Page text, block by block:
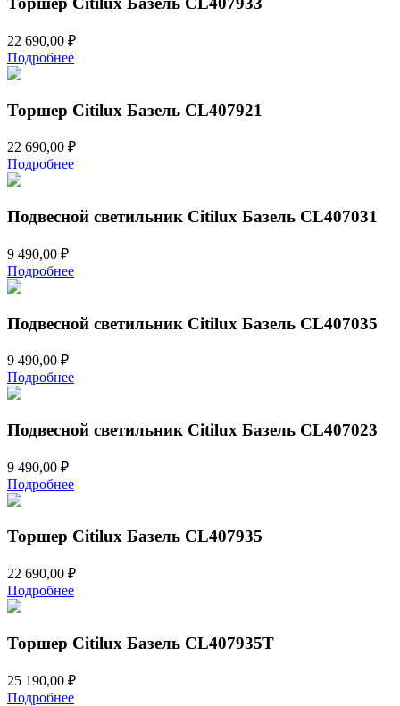
22 690,00 ₽
Подробнее
Торшер Citilux Базель CL407921
22 690,00 ₽
Подробнее
Подвесной светильник Citilux Базель CL407031
9 490,00 ₽
Подробнее
Подвесной светильник Citilux Базель CL407035
9 490,00 ₽
Подробнее
Подвесной светильник Citilux Базель CL407023
9 490,00 ₽
Подробнее
Торшер Citilux Базель CL407935
22 690,00 ₽
Подробнее
Торшер Citilux Базель CL407935T
25 190,00 ₽
Подробнее